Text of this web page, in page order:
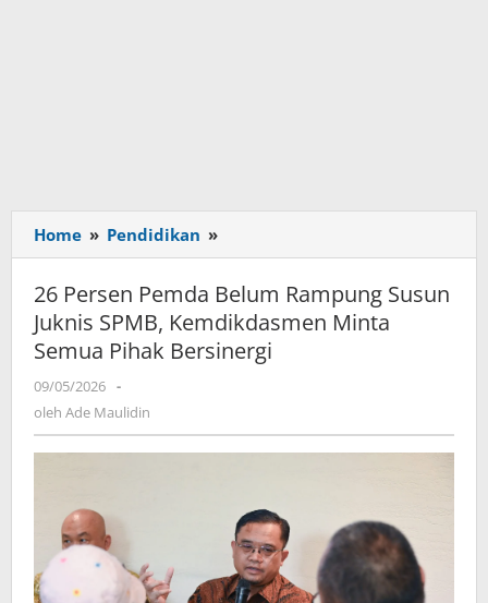
Home » Pendidikan »
Persen
Pemda
Belum
Rampung
Susun
Minta
Bersinergi
26 Persen Pemda Belum Rampung Susun
Juknis SPMB, Kemdikdasmen Minta
Semua Pihak Bersinergi
09/05/2026 oleh
Ade
-
oleh Ade Maulidin